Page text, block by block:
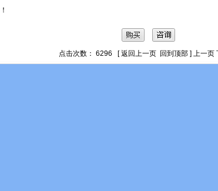
点击次数： 6296 [返回上一页 回到顶部 ] 上一页